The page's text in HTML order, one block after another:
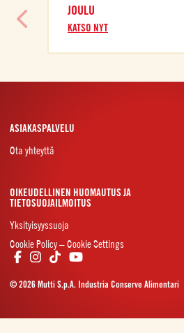
JOULU
KATSO NYT
ASIAKASPALVELU
Ota yhteyttä
OIKEUDELLINEN HUOMAUTUS JA
TIETOSUOJAILMOITUS
Yksityisyyssuoja
Cookie Policy – Cookie Settings
© 2026 Mutti S.p.A. Industria Conserve Alimentari